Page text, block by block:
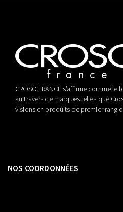
CROSO FRANCE s’affirme comme
au travers de marques telles que
visions en produits de premier rang
NOS COORDONNÉES